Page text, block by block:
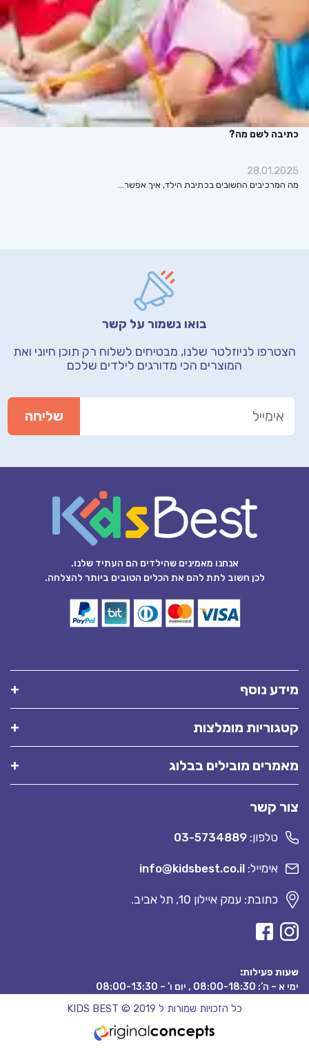
כתיבה לשם מה?
28.01.2025
מה המרכיבים החשובים בכתיבת הילד, איך אפשר…
בואו נשמור על קשר
הצטרפו לניוזלטר שלנו, מבטיחים לשלוח רק תוכן חיוני ואת
המוצרים הכי מדורגים לילדים שלכם
אנחנו מאמינים שהילדים הם העתיד שלנו.
לכן חשוב לתת להם את הכלים הטובים ביותר להצלחה.
מידע נוסף
קטגוריות מומלצות
מאמרים מובילים בבלוג
צור קשר
טלפון: 03-5734889
אימייל: info@kidsbest.co.il
כתובת: עמק איילון 10, תל אביב.
שעות פעילות:
ימי א – ה’: 08:00-18:30 , יום ו’ – 08:00-13:30
כל הזכויות שמורות ל KIDS BEST © 2019